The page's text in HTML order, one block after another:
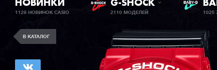
1129 НОВИНОК CASIO 2110 МОДЕЛЕЙ
В КАТАЛОГ